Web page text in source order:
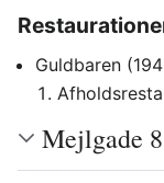
Guldbaren
Mejlgade